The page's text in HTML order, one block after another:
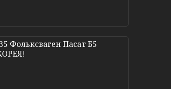
Фольксваген Пасат Б5